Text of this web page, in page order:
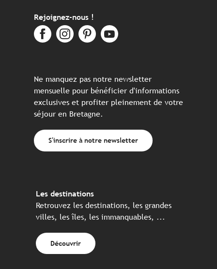
Rejoignez-nous !
Ne manquez pas notre newsletter
mensuelle pour bénéficier d'informations
exclusives et profiter pleinement de votre
séjour en Bretagne.
S'inscrire à notre newsletter
Les destinations
Retrouvez les destinations, les grandes
villes, les îles, les immanquables, ...
Découvrir